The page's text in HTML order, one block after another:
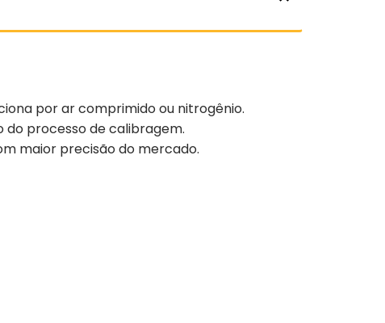
por ar comprimido ou nitrogênio.
processo de calibragem.
maior precisão do mercado.